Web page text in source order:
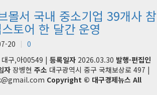
몰서 국내 중소기업 39개사 참
토어 한 달간 운영
20
0
대구,아00549 | 등록일자 2026.03.30 발행·편집인
자 장병현 주소 대구광역시 중구 국채보상로 497 |
Copyright © 대구경제뉴스 All